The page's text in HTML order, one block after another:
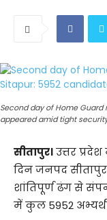
Second day of Home
appeared amid tight
सीतापुर।उत्तर
दिन जनपद
शांतिपूर्ण ढंग से
में कुल 5952 अभ्यर्थी